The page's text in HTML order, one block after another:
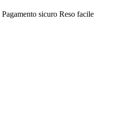
Pagamento sicuro Reso facile